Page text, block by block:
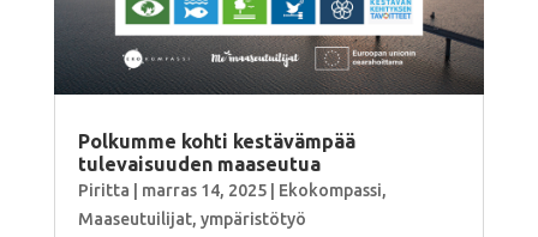
Polkumme kohti kestävämpää
tulevaisuuden maaseutua
Piritta marras 14, 2025| Ekokompassi,
Maaseutuilijat, ympäristötyö